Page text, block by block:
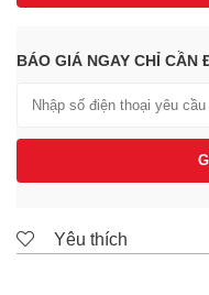
BÁO GIÁ NGAY CHỈ CẦN
Yêu thích